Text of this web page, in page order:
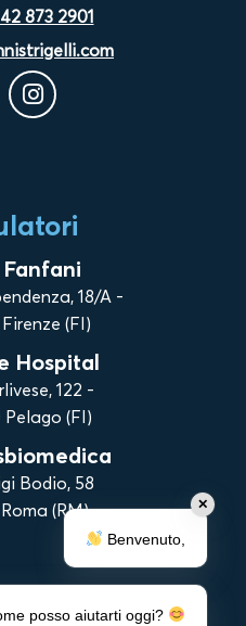
873 2901
18/A -
(FI)
Hospital
122 -
(FI)
Bodio, 58
(RM)
Strigelli
✕
Benvenuto,
posso aiutarti oggi?